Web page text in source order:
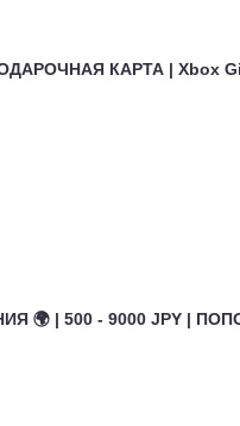
КАРТА | Xbox
🌍 | 500 - 9000 JPY |